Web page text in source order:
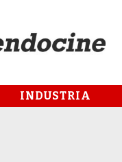
INDUSTRIA